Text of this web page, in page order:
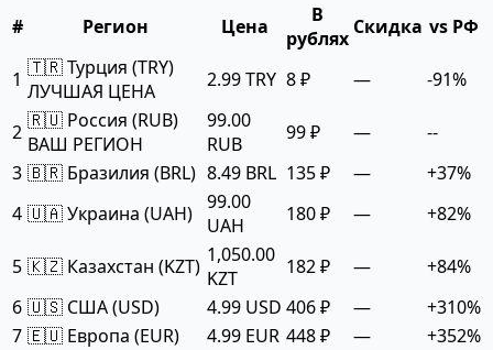
#
Регион Цена
В
рублях Скидка vs РФ
1 🇹🇷 Турция (TRY)
ЛУЧШАЯ ЦЕНА
2.99 TRY 8 ₽ — -91%
2 🇷🇺 Россия (RUB)
ВАШ РЕГИОН
99.00
RUB
99 ₽ —
--
3 🇧🇷 Бразилия (BRL) 8.49 BRL 135 ₽ —
+37%
4 🇺🇦 Украина (UAH) 99.00
UAH
180 ₽ — +82%
5 🇰🇿 Казахстан (KZT) 1,050.00
KZT
182 ₽ —
+84%
6 🇺🇸 США (USD) 4.99 USD 406 ₽ —
+310%
7 🇪🇺 Европа (EUR) 4.99 EUR 448 ₽ —
+352%